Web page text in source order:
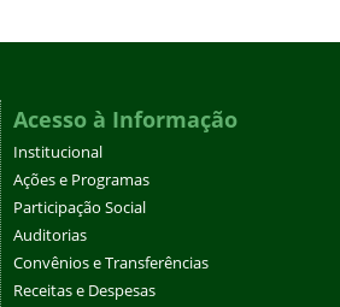
Acesso à Informação
Institucional
Ações e Programas
Participação Social
Auditorias
Convênios e Transferências
Receitas e Despesas